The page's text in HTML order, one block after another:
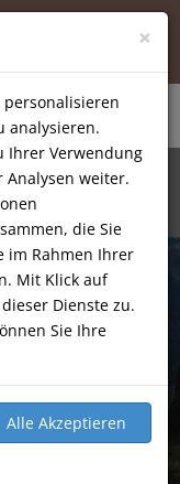
×
analysieren.
Ihrer Verwendung
weiter.
die Sie
im Rahmen Ihrer
Mit Klick auf
Dienste zu.
Sie Ihre